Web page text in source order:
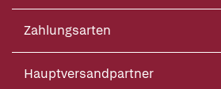
Zahlungsarten
Hauptversandpartner